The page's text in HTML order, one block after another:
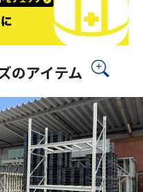
のアイテム